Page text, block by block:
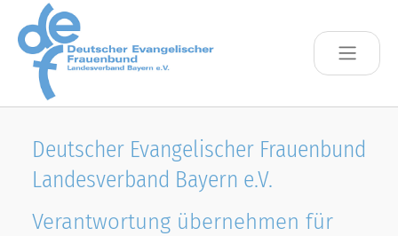
Skip to main content
Deutscher Evangelischer Frauenbund
Landesverband Bayern e.V.
Verantwortung übernehmen für